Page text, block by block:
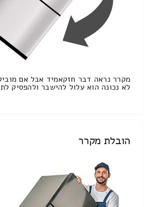
מקרר נראה דבר חזקאמיד אבל אם
לא נכונה הוא עלול להישבר ולהפסיק
הובלת מקרר